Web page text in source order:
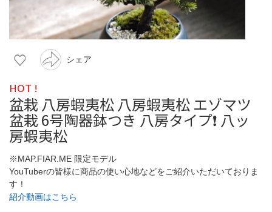
シェア
HOT !
盆栽 八房蝦夷松 八房蝦夷松 エゾマツ
盆栽 6号陶器鉢つき 八房タイプ❗ 八ッ
房蝦夷松
※MAP.FIAR.ME 限定モデル
YouTuberの皆様に商品の使い心地などをご紹介いただいておりま
す！
紹介動画はこちら